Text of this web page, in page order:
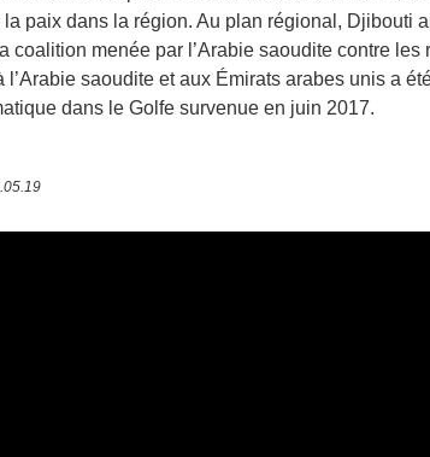
la paix dans la région. Au plan régional, Djibouti
coalition menée par l’Arabie saoudite contre les
l’Arabie saoudite et aux Émirats arabes unis a
dans le Golfe survenue en juin 2017.